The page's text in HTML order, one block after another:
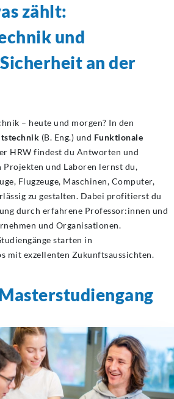
zählt:
und
an der
– heute und morgen? In den
(B. Eng.) und Funktionale
HRW findest du Antworten und
Projekten und Laboren lernst du,
Flugzeuge, Maschinen, Computer,
zu gestalten. Dabei profitierst du
durch erfahrene Professor:innen und
und Organisationen.
starten in
mit exzellenten Zukunftsaussichten.